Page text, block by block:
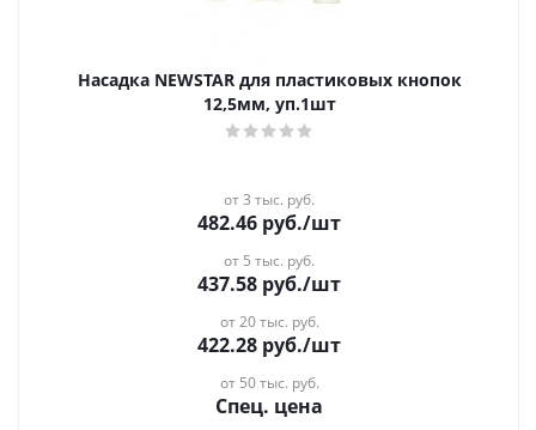
Насадка NEWSTAR для пластиковых кнопок
12,5мм, уп.1шт
от 3 тыс. руб.
482.46 руб./шт
от 5 тыс. руб.
437.58 руб./шт
от 20 тыс. руб.
422.28 руб./шт
от 50 тыс. руб.
Спец. цена